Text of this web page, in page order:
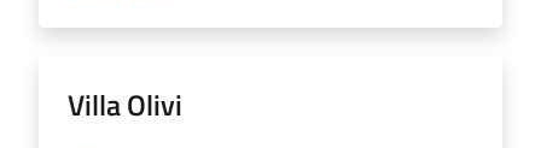
Villa Olivi